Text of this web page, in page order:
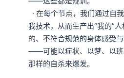
我技术，从而生产出“我的”
的、不符合规范的身体感受
——可能以症状、以梦、以班
那样的自杀来爆发。